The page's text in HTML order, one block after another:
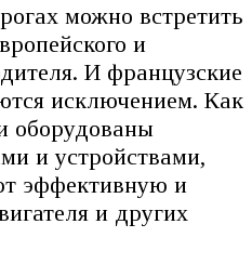
можно встретить
и
И французские
исключением. Как
оборудованы
и устройствами,
эффективную и
и других